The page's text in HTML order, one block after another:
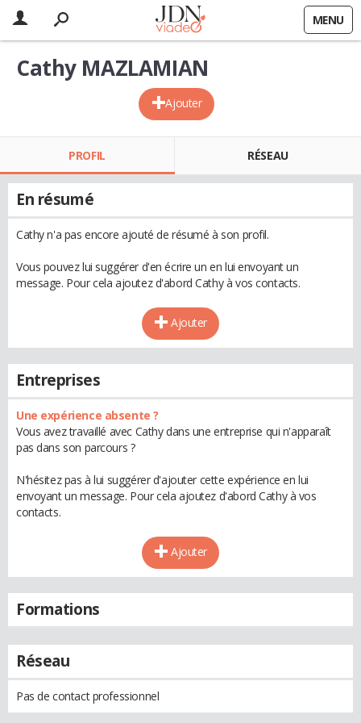
MENU
Ajouter
Cathy MAZLAMIAN
PROFIL RÉSEAU
En résumé
Cathy n'a pas encore ajouté de résumé à son profil.
Vous pouvez lui suggérer d'en écrire un en lui envoyant un
message. Pour cela ajoutez d'abord Cathy à vos contacts.
Ajouter
Entreprises
Une expérience absente ?
Vous avez travaillé avec Cathy dans une entreprise qui n'apparaît
pas dans son parcours ?
N'hésitez pas à lui suggérer d'ajouter cette expérience en lui
envoyant un message. Pour cela ajoutez d'abord Cathy à vos
contacts.
Ajouter
Formations
Réseau
Pas de contact professionnel